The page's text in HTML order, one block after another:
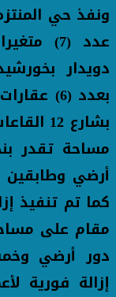
ونفذ حي
عدد (7)
دويدار
بعدد (6)
بشارع
أرضي
دور أرضي
إزالة فورية